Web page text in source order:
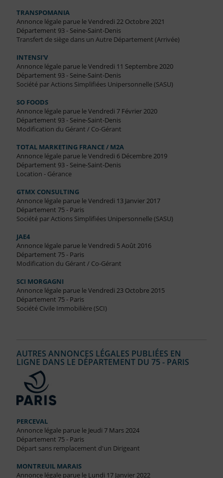
TRANSPOMANIA
Annonce légale parue le Vendredi 22 Octobre 2021
Département 93 - Seine-Saint-Denis
Transfert de siège dans un Autre Département (Arrivée)
INTENSI'V
Annonce légale parue le Vendredi 11 Septembre 2020
Département 93 - Seine-Saint-Denis
Société par Actions Simplifiées Unipersonnelle (SASU)
SO FOODS
Annonce légale parue le Vendredi 7 Février 2020
Département 93 - Seine-Saint-Denis
Modification du Gérant / Co-Gérant
TOTAL MARKETING FRANCE / M2A
Annonce légale parue le Vendredi 6 Décembre 2019
Département 93 - Seine-Saint-Denis
Location - Gérance
GTMX CONSULTING
Annonce légale parue le Vendredi 13 Janvier 2017
Département 75 - Paris
Société par Actions Simplifiées Unipersonnelle (SASU)
JAE4
Annonce légale parue le Vendredi 5 Août 2016
Département 75 - Paris
Modification du Gérant / Co-Gérant
SCI MORGAGNI
Annonce légale parue le Vendredi 23 Octobre 2015
Département 75 - Paris
Société Civile Immobilière (SCI)
AUTRES ANNONCES LÉGALES PUBLIÉES EN
LIGNE DANS LE DÉPARTEMENT DU 75 - PARIS
PERCEVAL
Annonce légale parue le Jeudi 7 Mars 2024
Département 75 - Paris
Départ sans remplacement d'un Dirigeant
MONTREUIL MARAIS
Annonce légale parue le Lundi 17 Janvier 2022